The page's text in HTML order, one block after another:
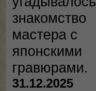
знакомство
мастера с
японскими
гравюрами.
31.12.2025